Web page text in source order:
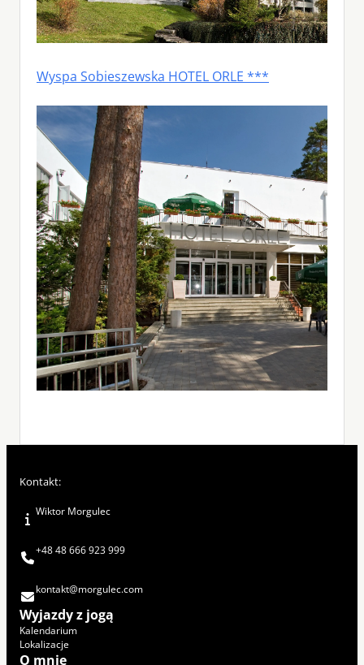
Wyspa Sobieszewska HOTEL ORLE ***
Kontakt:
Wiktor Morgulec
+48 48 666 923 999
kontakt@morgulec.com
Wyjazdy z jogą
Kalendarium
Lokalizacje
O mnie